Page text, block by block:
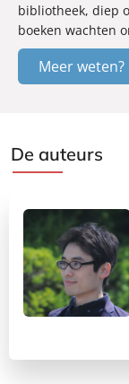
bibliotheek, diep
boeken wachten
Meer weten?
De auteurs